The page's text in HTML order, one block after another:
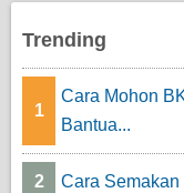
Trending
1
Cara Mohon
Bantua...
2 Cara